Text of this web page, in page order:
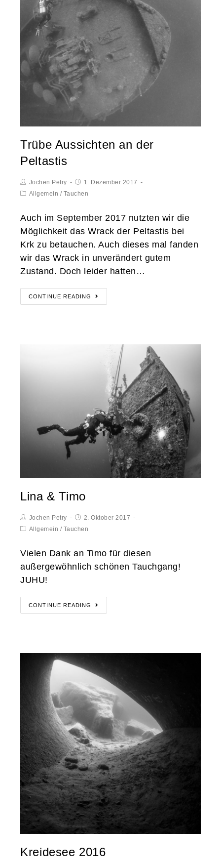
Trübe Aussichten an der
Peltastis
Jochen Petry
1. Dezember 2017
Allgemein / Tauchen
Auch im September 2017 nutzten wir die
Möglichkeit das Wrack der Peltastis bei
Krk zu betauchen. Auch dieses mal fanden
wir das Wrack in unverändert gutem
Zustand. Doch leider hatten…
CONTINUE READING
Lina & Timo
Jochen Petry
2. Oktober 2017
Allgemein / Tauchen
Vielen Dank an Timo für diesen
außergewöhnlich schönen Tauchgang!
JUHU!
CONTINUE READING
Kreidesee 2016